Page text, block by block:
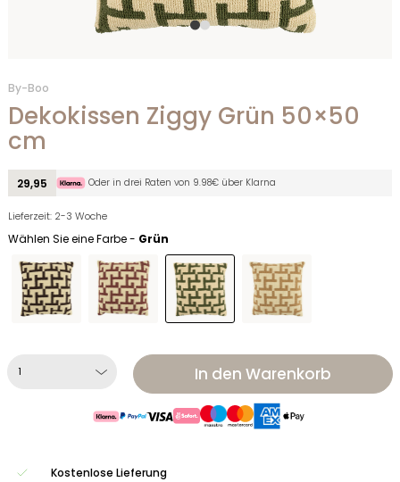
By-Boo
Dekokissen Ziggy Grün 50×50
cm
29,95 Oder in drei Raten von 9.98€ über Klarna
Lieferzeit: 2-3 Woche
Wählen Sie eine Farbe - Grün
In den Warenkorb
Kostenlose Lieferung